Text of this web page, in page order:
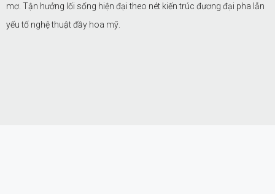
mơ. Tận hưởng lối sống hiện đại theo nét kiến trúc đương đại pha lẫn
yếu tố nghệ thuật đầy hoa mỹ.